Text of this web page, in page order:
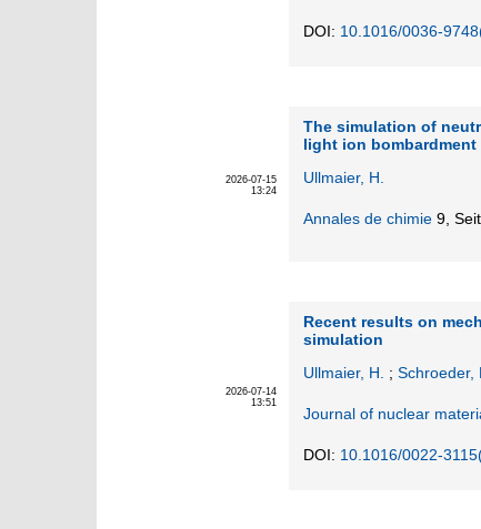
DOI: 10.1016/0036-
2026-07-15
13:24
The simulation of
light ion bombardment
Ullmaier, H.
Annales de chimie 9,
2026-07-14
13:51
Recent results on
simulation
Ullmaier, H.
; Schroeder,
Journal of nuclear
DOI: 10.1016/0022-